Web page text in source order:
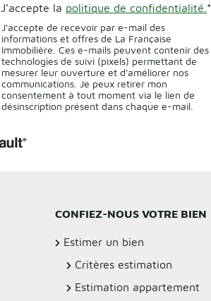
J’accepte la politique de confidentialité. *
J'accepte de recevoir par e-mail des
informations et offres de La Française
Immobilière. Ces e-mails peuvent contenir des
technologies de suivi (pixels) permettant de
mesurer leur ouverture et d'améliorer nos
communications. Je peux retirer mon
consentement à tout moment via le lien de
désinscription présent dans chaque e-mail.
CONFIEZ-NOUS VOTRE BIEN
Estimer un bien
Critères estimation
Estimation appartement